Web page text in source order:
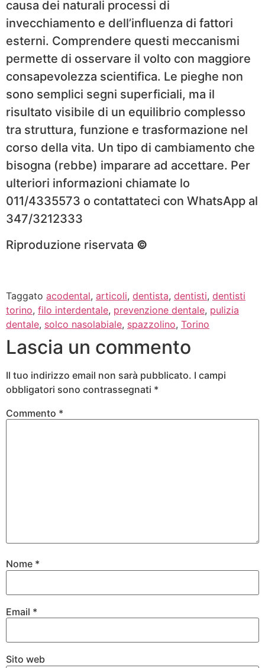
causa dei naturali processi di
invecchiamento e dell’influenza di fattori
esterni. Comprendere questi meccanismi
permette di osservare il volto con maggiore
consapevolezza scientifica. Le pieghe non
sono semplici segni superficiali, ma il
risultato visibile di un equilibrio complesso
tra struttura, funzione e trasformazione nel
corso della vita. Un tipo di cambiamento che
bisogna (rebbe) imparare ad accettare. Per
ulteriori informazioni chiamate lo
011/4335573 o contattateci con WhatsApp al
347/3212333
Riproduzione riservata ©
Taggato acodental, articoli, dentista, dentisti, dentisti
torino, filo interdentale, prevenzione dentale, pulizia
dentale, solco nasolabiale, spazzolino, Torino
Lascia un commento
Il tuo indirizzo email non sarà pubblicato. I campi
obbligatori sono contrassegnati *
Commento *
Nome *
Email *
Sito web